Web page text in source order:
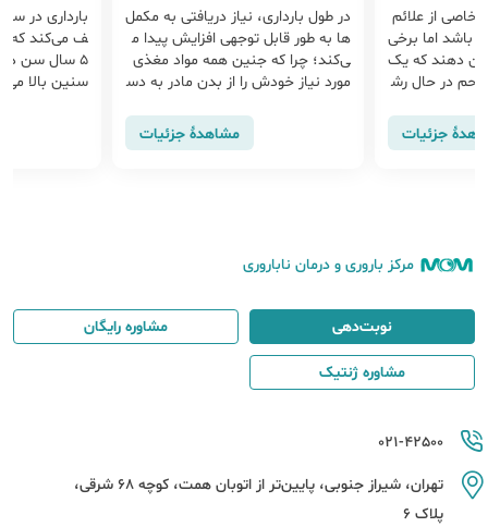
خاصی از علائم
باشد اما برخی
دهند که یک
رحم در حال رش
ها و
جزئیات
در طول بارداری، نیاز دریافتی به مکمل
ها به طور قابل توجهی افزایش پیدا م
ی‌کند؛ چرا که جنین همه مواد مغذی
مورد نیاز خودش را از بدن مادر به دس
ال بروز خطرات تولد نوزاد با وزن کم،
مشاهدهٔ جزئیات
بارداری در
۵ سال سن
سنین بالا
مرکز باروری و درمان ناباروری
021-42500
تهران، شیراز جنوبی، پایین‌تر از اتوبان همت، کوچه 68 شرقی،
پلاک 6
نوبت‌دهی مشاوره رایگان
مشاوره ژنتیک